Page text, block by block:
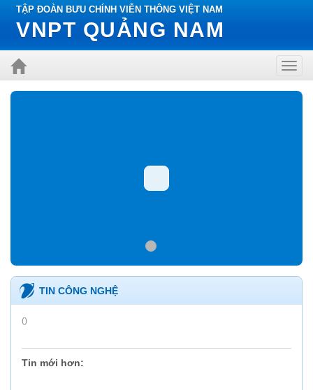
TẬP ĐOÀN BƯU CHÍNH VIỄN THÔNG VIỆT NAM
VNPT QUẢNG NAM
TIN CÔNG NGHỆ
()
Tin mới hơn: